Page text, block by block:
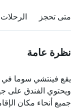
متى تحجز
نظرة عامة
يقع فينتشي سوما في
ويحتوي الفندق على
جميع أنحاء مكان